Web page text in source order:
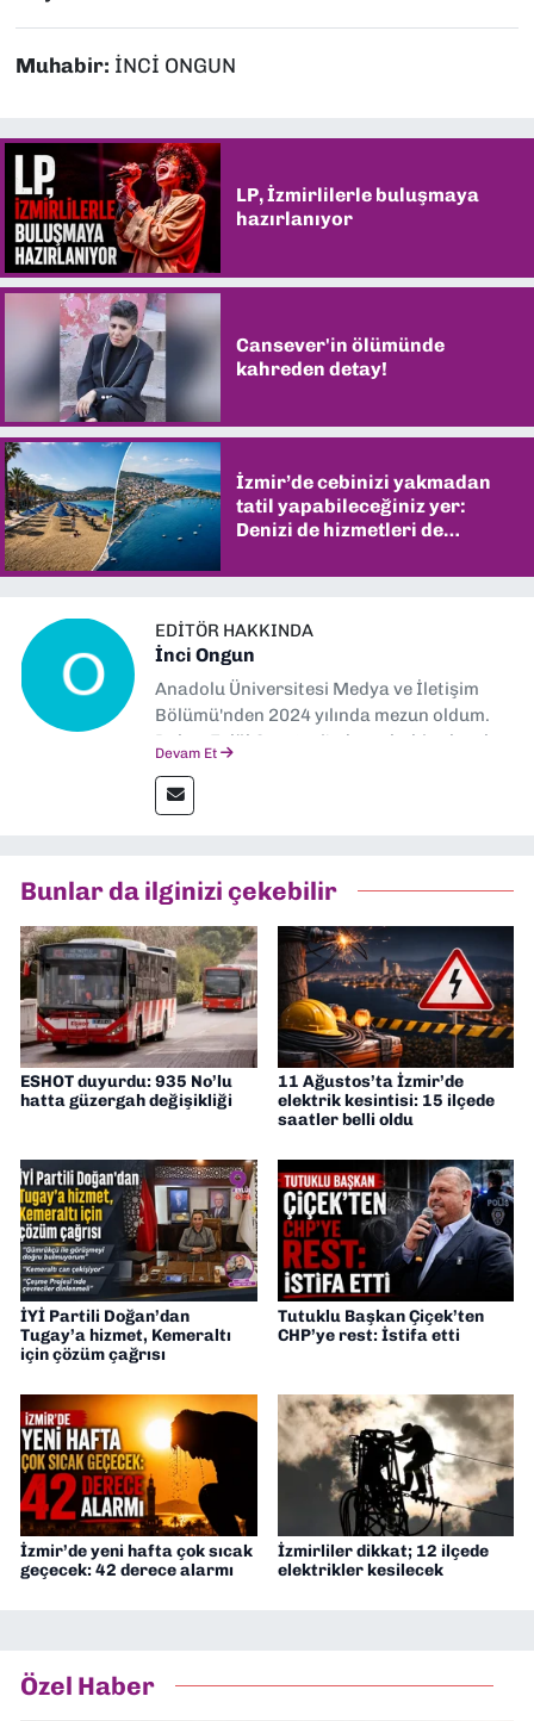
Muhabir: İNCİ ONGUN
LP, İzmirlilerle buluşmaya
hazırlanıyor
Cansever'in ölümünde
kahreden detay!
İzmir’de cebinizi yakmadan
tatil yapabileceğiniz yer:
Denizi de hizmetleri de
EDITÖR HAKKINDA
İnci Ongun
Anadolu Üniversitesi Medya ve İletişim
Bölümü'nden 2024 yılında mezun oldum.
Dokuz Eylül Gazetesi'nde muhabir olarak
Devam Et
Bunlar da ilginizi çekebilir
ESHOT duyurdu: 935 No’lu
hatta güzergah değişikliği
11 Ağustos’ta İzmir’de
elektrik kesintisi: 15 ilçede
saatler belli oldu
İYİ Partili Doğan’dan
Tugay’a hizmet, Kemeraltı
için çözüm çağrısı
Tutuklu Başkan Çiçek’ten
CHP’ye rest: İstifa etti
İzmir’de yeni hafta çok sıcak
geçecek: 42 derece alarmı
İzmirliler dikkat; 12 ilçede
elektrikler kesilecek
Özel Haber